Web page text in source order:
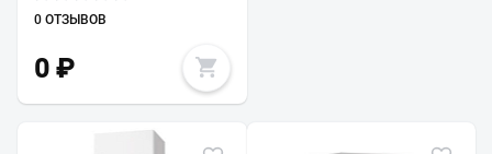
0 ОТЗЫВОВ
0 ₽